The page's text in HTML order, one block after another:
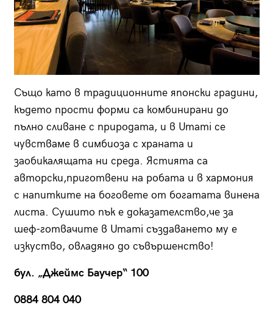
Също като в традиционните японски градини,
където прости форми са комбинирани до
пълно сливане с природата, и в Umami се
чувстваме в симбиоза с храната и
заобикалящата ни среда. Ястията са
авторски,приготвени на робата и в хармония
с напитките на боговете от богатата винена
листа. Сушито пък е доказателство,че за
шеф-готвачите в Umami създаването му е
изкуство, овладяно до съвършенство!
бул. „Джеймс Баучер“ 100
0884 804 040